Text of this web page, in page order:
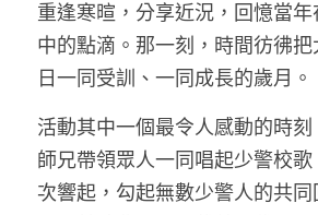
重逢寒暄，分享近況，回憶當
中的點滴。那一刻，時間彷彿
日一同受訓、一同成長的歲月。
活動其中一個最令人感動的時
師兄帶領眾人一同唱起少警校
次響起，勾起無數少警人的共